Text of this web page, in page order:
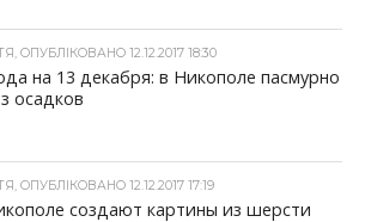
ОПУБЛІКОВАНО 12.12.2017 18:30
на 13 декабря: в Никополе пасмурно
осадков
ОПУБЛІКОВАНО 12.12.2017 17:19
создают картины из шерсти